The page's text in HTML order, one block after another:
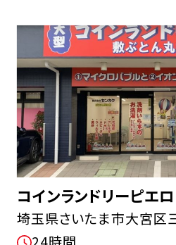
コインランドリーピエ
埼玉県さいたま市大宮区